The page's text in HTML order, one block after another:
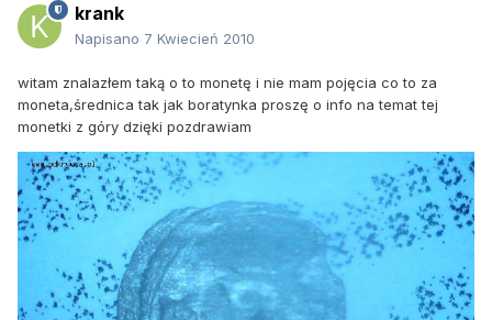
krank
Napisano 7 Kwiecień 2010
witam znalazłem taką o to monetę i nie mam pojęcia co to za
moneta,średnica tak jak boratynka proszę o info na temat tej
monetki z góry dzięki pozdrawiam